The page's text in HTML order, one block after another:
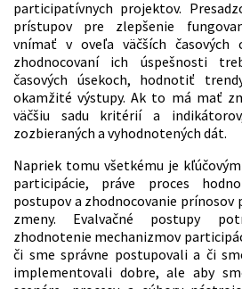
participatívnych projektov.
prístupov pre zlepšenie
vnímať v oveľa väčších časových
zhodnocovaní ich úspešnosti
časových úsekoch, hodnotiť
okamžité výstupy. Ak to má mať
väčšiu sadu kritérií a
zozbieraných a vyhodnotených dát.
Napriek tomu všetkému je
participácie, práve proces
postupov a zhodnocovanie prínosov
zmeny. Evalvačné postupy
zhodnotenie mechanizmov
či sme správne postupovali a či
implementovali dobre, ale aby